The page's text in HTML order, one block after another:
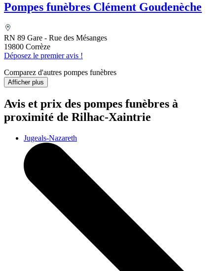
Pompes funèbres Clément Goudenèche
RN 89 Gare - Rue des Mésanges
19800 Corrèze
Déposez le premier avis !
Comparez d'autres pompes funèbres
Afficher plus
Avis et prix des pompes funèbres à
proximité de Rilhac-Xaintrie
Jugeals-Nazareth